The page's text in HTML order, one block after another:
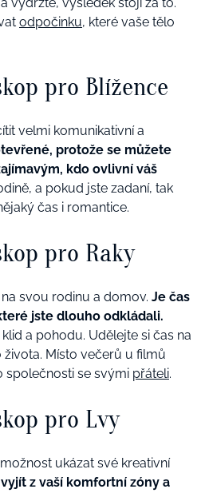
odpočinku, které vaše tělo
pro Blížence
velmi komunikativní a
protože se můžete
kdo ovlivní váš
a pokud jste zadaní, tak
čas i romantice.
pro Raky
svou rodinu a domov. Je čas
jste dlouho odkládali.
a pohodu. Udělejte si čas na
života. Místo večerů u filmů
společnosti se svými přáteli.
pro Lvy
ukázat své kreativní
z vaší komfortní zóny a